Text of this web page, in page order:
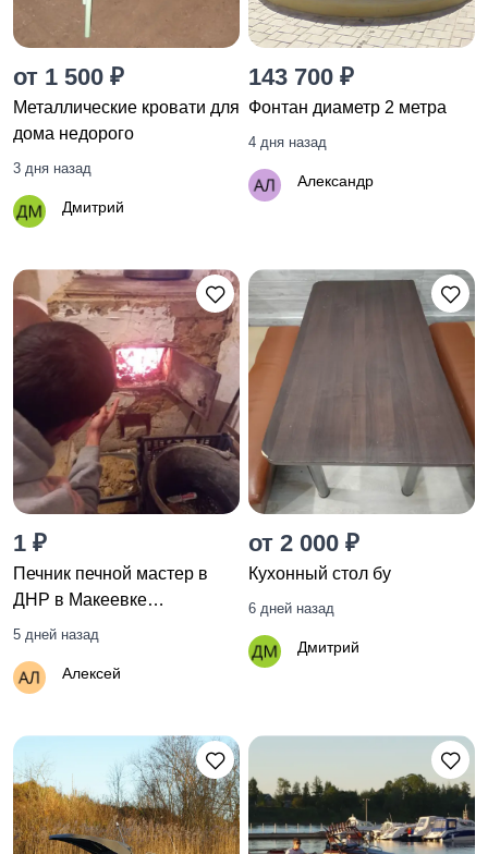
от 1 500 ₽
Металлические кровати для
дома недорого
3 дня назад
Дмитрий
143 700 ₽
Фонтан диаметр 2 метра
4 дня назад
Александр
1 ₽
Печник печной мастер в
ДНР в Макеевке
+79493948965
5 дней назад
Алексей
от 2 000 ₽
Кухонный стол бу
6 дней назад
Дмитрий